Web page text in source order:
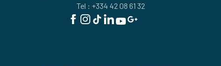
Tel : +334 42 08 61 32